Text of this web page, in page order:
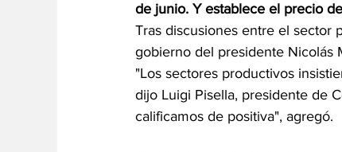
de junio. Y establece el precio
Tras discusiones entre el sector
gobierno del presidente Nicolás
"Los sectores productivos
dijo Luigi Pisella, presidente de
calificamos de positiva", agregó.